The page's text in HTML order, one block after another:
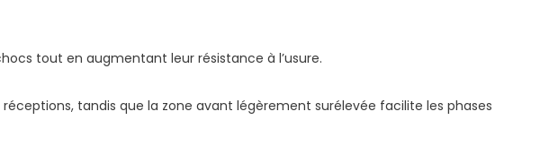
tout en augmentant leur résistance à l’usure.
tandis que la zone avant légèrement surélevée facilite les phases